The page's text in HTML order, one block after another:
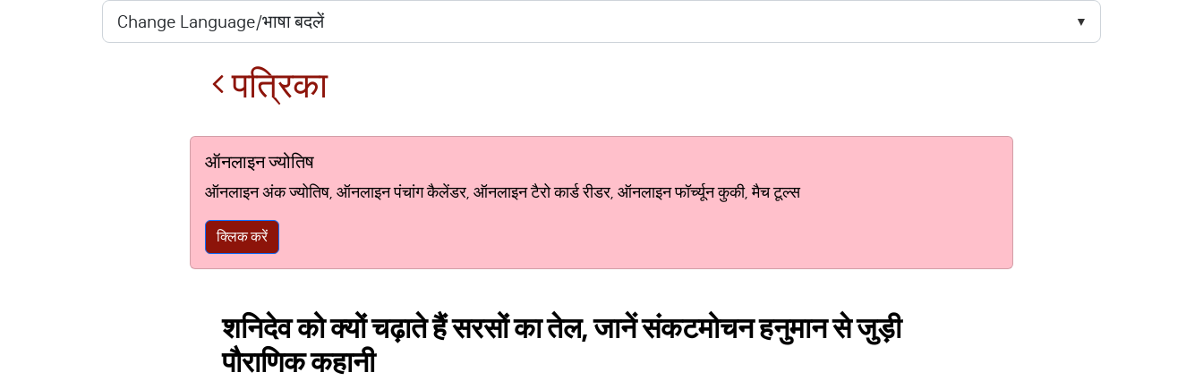
पत्रिका
ऑनलाइन ज्योतिष
ऑनलाइन अंक ज्योतिष, ऑनलाइन पंचांग कैलेंडर, ऑनलाइन टैरो कार्ड रीडर, ऑनलाइन फॉर्च्यून कुकी, मैच टूल्स
क्लिक करें
शनिदेव को क्यों चढ़ाते हैं सरसों का तेल, जानें संकटमोचन हनुमान से जुड़ी
पौराणिक कहानी